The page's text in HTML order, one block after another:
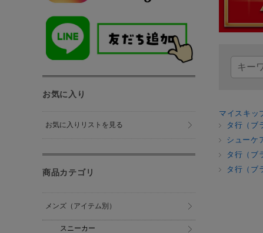
マイスキッ
タ行（ブ
シューケ
タ行（ブ
タ行（ブ
お気に入り
お気に入りリストを見る
商品カテゴリ
メンズ（アイテム別）
スニーカー